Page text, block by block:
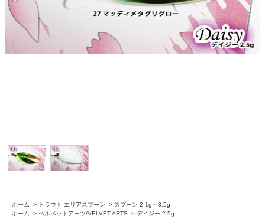
ホーム > トラウト エリアスプーン > スプーン 2.1g～3.5g
ホーム
> ベルベットアーツ/VELVET ARTS > デイジー 2.5g